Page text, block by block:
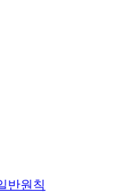
반원칙